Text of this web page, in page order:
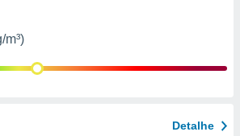
m³)
Detalhe